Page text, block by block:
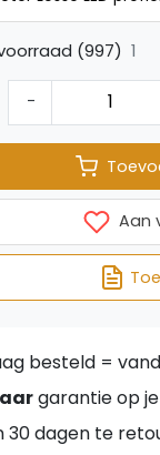
(997) 1
-
Aan
besteld =
garantie op
30 dagen te